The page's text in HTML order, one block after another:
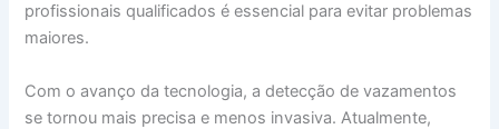
profissionais qualificados é essencial para evitar problemas
maiores.
Com o avanço da tecnologia, a detecção de vazamentos
se tornou mais precisa e menos invasiva. Atualmente,